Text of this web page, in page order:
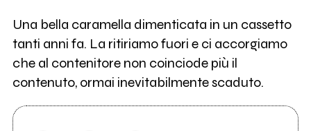
Una bella caramella dimenticata in un cassetto
tanti anni fa. La ritiriamo fuori e ci accorgiamo
che al contenitore non coinciode più il
contenuto, ormai inevitabilmente scaduto.